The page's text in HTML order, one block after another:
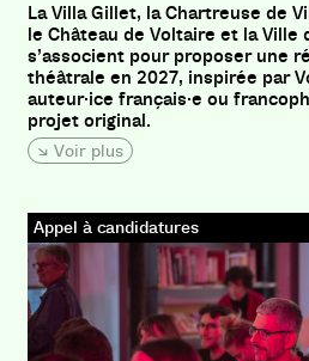
La Villa Gillet, la Chartreuse de
le Château de Voltaire et la Ville
s’associent pour proposer une
théâtrale en 2027, inspirée par
auteur·ice français·e ou
projet original.
Voir plus
Appel à candidatures